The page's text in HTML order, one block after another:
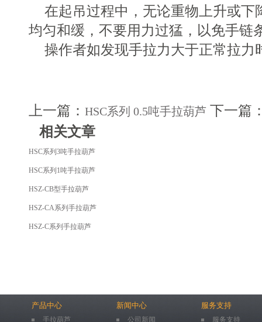
在起吊过程中，无论重物上升或下
均匀和缓，不要用力过猛，以免手链
操作者如发现手拉力大于正常拉力
上一篇： HSC系列 0.5吨手拉葫芦 下一篇
相关文章
HSC系列3吨手拉葫芦
HSC系列1吨手拉葫芦
HSZ-CB型手拉葫芦
HSZ-CA系列手拉葫芦
HSZ-C系列手拉葫芦
产品中心
手拉葫芦
新闻中心
公司新闻
服务支持
服务支持